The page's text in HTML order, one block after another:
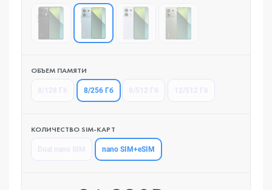
ОБЪЕМ ПАМЯТИ
8/256 Гб
КОЛИЧЕСТВО SIM-КАРТ
nano SIM+eSIM